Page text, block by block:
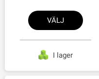
VÄLJ
I lager